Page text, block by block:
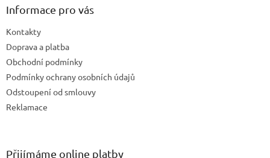
Informace pro vás
Kontakty
Doprava a platba
Obchodní podmínky
Podmínky ochrany osobních údajů
Odstoupení od smlouvy
Reklamace
Přijímáme online platby